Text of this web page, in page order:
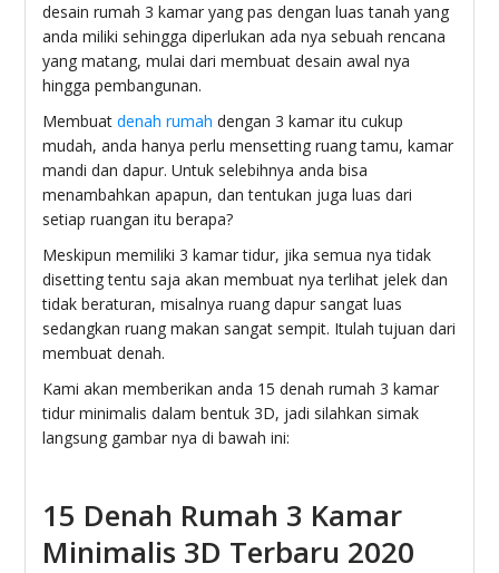
desain rumah 3 kamar yang pas dengan luas tanah yang
anda miliki sehingga diperlukan ada nya sebuah rencana
yang matang, mulai dari membuat desain awal nya
hingga pembangunan.
Membuatdenah rumah dengan 3 kamar itu cukup
mudah, anda hanya perlu mensetting ruang tamu, kamar
mandi dan dapur. Untuk selebihnya anda bisa
menambahkan apapun, dan tentukan juga luas dari
setiap ruangan itu berapa?
Meskipun memiliki 3 kamar tidur, jika semua nya tidak
disetting tentu saja akan membuat nya terlihat jelek dan
tidak beraturan, misalnya ruang dapur sangat luas
sedangkan ruang makan sangat sempit. Itulah tujuan dari
membuat denah.
Kami akan memberikan anda 15 denah rumah 3 kamar
tidur minimalis dalam bentuk 3D, jadi silahkan simak
langsung gambar nya di bawah ini:
15 Denah Rumah 3 Kamar
Minimalis 3D Terbaru 2020